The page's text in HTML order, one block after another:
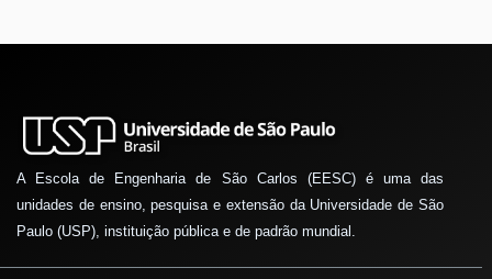
A Escola de Engenharia de São Carlos (EESC) é uma das
unidades de ensino, pesquisa e extensão da Universidade de São
Paulo (USP), instituição pública e de padrão mundial.